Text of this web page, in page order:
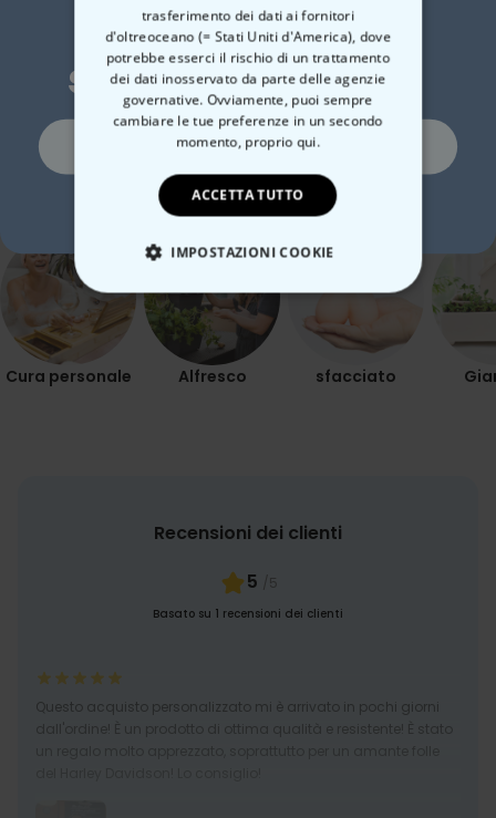
19,99 €
Categoria correlata
Scopri l'altra categoria di cose insolite
Cura personale Alfresco sfacciato
Recensioni dei clienti
5 /5
Basato su 1 recensioni dei clienti
Questo acquisto personalizzato mi è arrivato in pochi giorni
dall'ordine! È un prodotto di ottima qualità e resistente! È stato
trasferimento dei dati ai fornitori
d'oltreoceano (= Stati Uniti d'America), dove
potrebbe esserci il rischio di un trattamento
dei dati inosservato da parte delle agenzie
governative. Ovviamente, puoi sempre
cambiare le tue preferenze in un secondo
momento, proprio qui.
ACCETTA TUTTO
IMPOSTAZIONI COOKIE
STRETTAMENTE NECESSARIO
PRESTAZIONI
Vuoi uno
sconto del 10%?
Si, certo!
No, non mi piacciono gli sconti